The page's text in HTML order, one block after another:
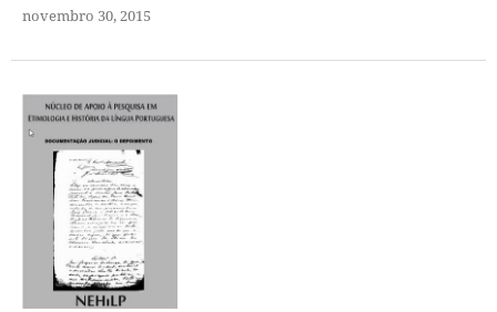
novembro 30, 2015